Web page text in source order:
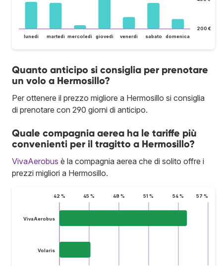
200 €
lunedì martedì mercoledì giovedì venerdì sabato domenica
Quanto anticipo si consiglia per prenotare
un volo a Hermosillo?
Per ottenere il prezzo migliore a Hermosillo si consiglia
di prenotare con 290 giorni di anticipo.
Quale compagnia aerea ha le tariffe più
convenienti per il tragitto a Hermosillo?
VivaAerobus è la compagnia aerea che di solito offre i
prezzi migliori a Hermosillo.
42 % 45 % 48 % 51 % 54 % 57 %
VivaAerobus
Volaris